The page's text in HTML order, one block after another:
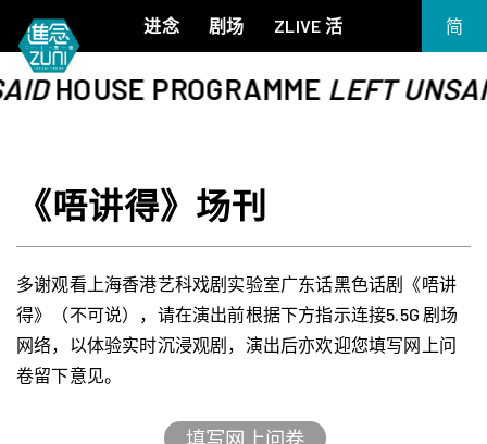
进念
关于进念
进念实验剧场文献库
剧场
《笔墨大冒险》
《万历十五年》
《麦克白夫人～诗》
《诸神会艺术节》暨《荣念曾青年艺术学堂 2026》
《戏曲金庸．笑傲江湖》广州巡演 2026
ZLIVE 活 简
HOUSE PROGRAMMELEFT UNSAID
《唔讲得》场刊
多谢观看上海香港艺科戏剧实验室广东话黑色话剧《唔讲
得》（不可说），请在演出前根据下方指示连接5.5G 剧场
网络，以体验实时沉浸观剧，演出后亦欢迎您填写网上问
卷留下意见。
填写网上问卷